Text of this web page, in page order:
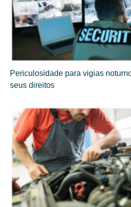
Periculosidade para vigias
seus direitos